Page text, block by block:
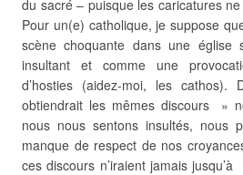
du sacré – puisque les caricatures
Pour un(e) catholique, je suppose
scène choquante dans une église
insultant et comme une
d’hosties (aidez-moi, les
obtiendrait les mêmes discours »
nous nous sentons insultés, nous
manque de respect de nos
ces discours n’iraient jamais